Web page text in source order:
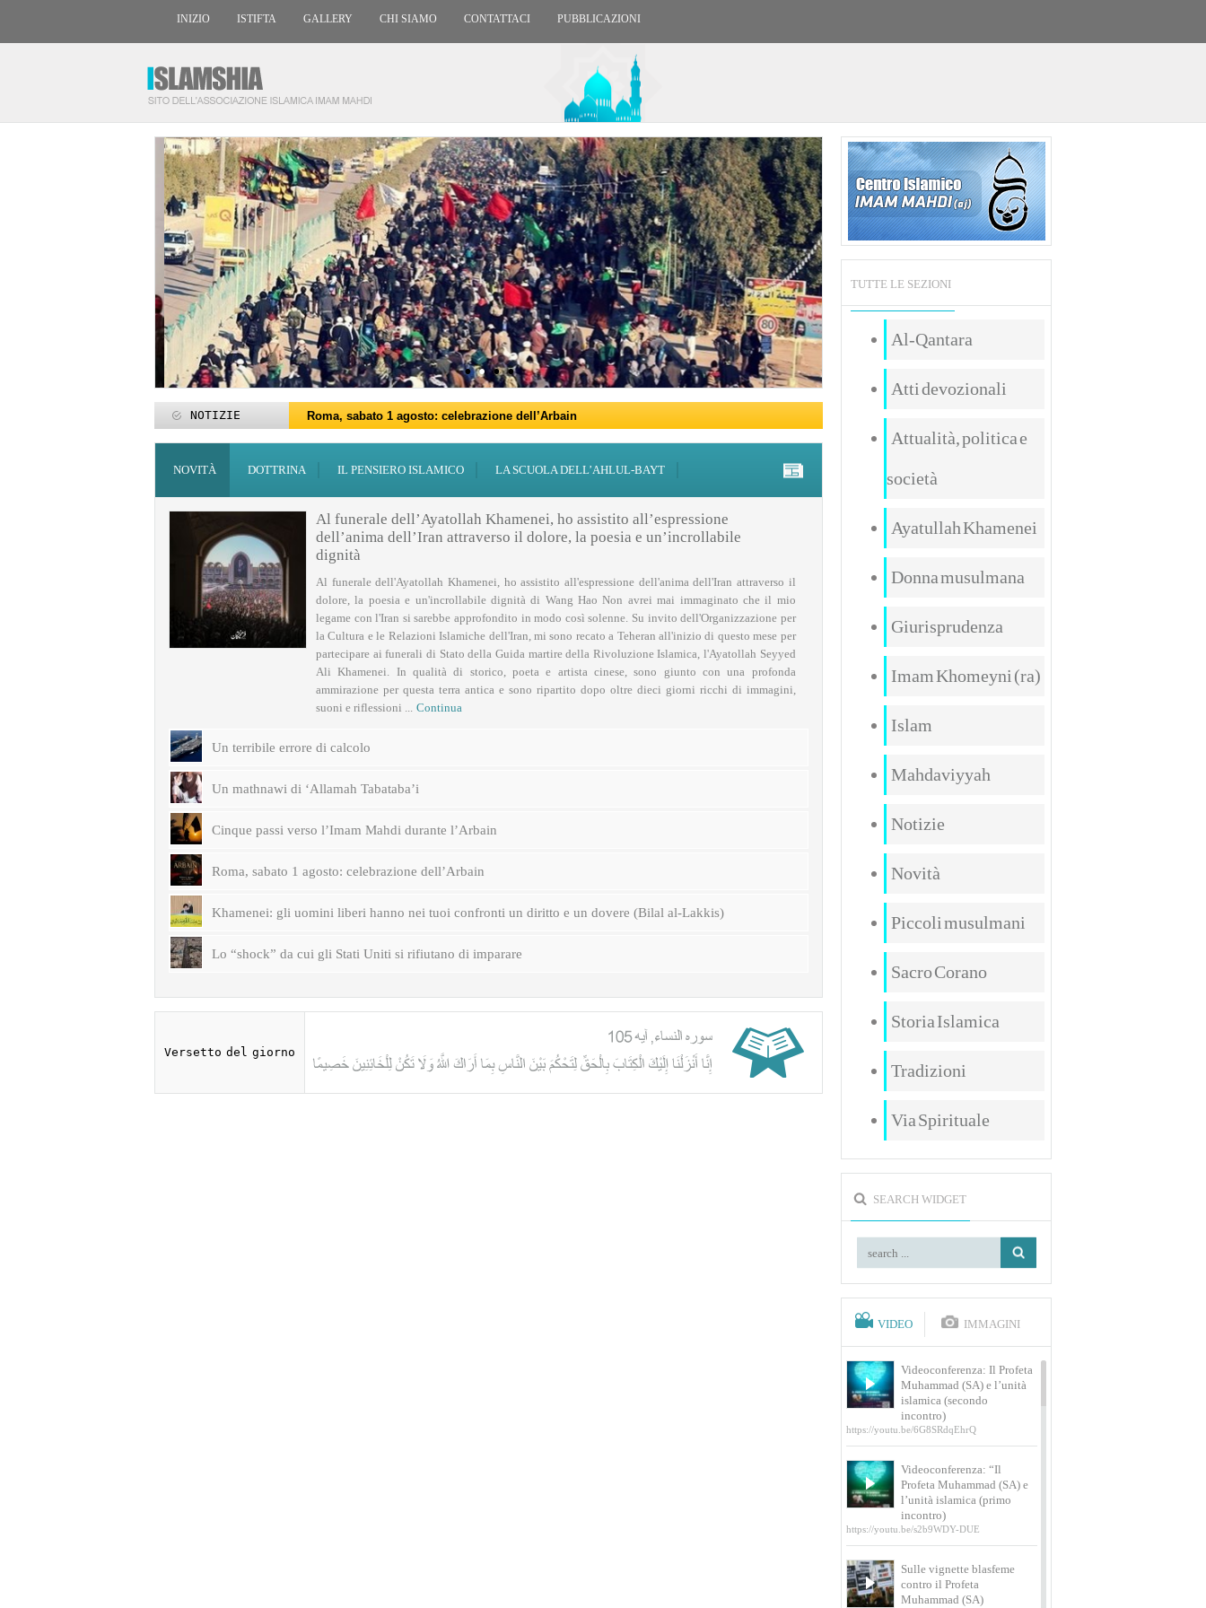
INIZIO ISTIFTA GALLERY CHI SIAMO CONTATTACI PUBBLICAZIONI
NOTIZIE
Roma, sabato 1 agosto: celebrazione dell’Arbain
Roma, 15-25 giugno: programmi per il mese di Muharram
Roma, sabato 6 giugno: Eid al-Ghadir
27 maggio: Eid al-Adha (Festa del Sacrificio)
‘Id al-Fitr sarà sabato 21 marzo
ZAKATUL-FITR 1447 – 2026
Programmi per la notte di Qadr a Roma
I programmi del Centro Islamico Imam Mahdi di Roma per il Ramadan
Domani giovedì 19 febbraio primo giorno di Ramadan
Roma, sabato 14 febbraio: docufilm “Rivoluzione”
NOVITÀ
DOTTRINA IL PENSIERO ISLAMICO LA SCUOLA DELL’AHLUL-BAYT
Al funerale dell’Ayatollah Khamenei, ho assistito all’espressione
dell’anima dell’Iran attraverso il dolore, la poesia e un’incrollabile
dignità
Al funerale dell'Ayatollah Khamenei, ho assistito all'espressione dell'anima dell'Iran attraverso il
dolore, la poesia e un'incrollabile dignità di Wang Hao Non avrei mai immaginato che il mio
legame con l'Iran si sarebbe approfondito in modo così solenne. Su invito dell'Organizzazione per
la Cultura e le Relazioni Islamiche dell'Iran, mi sono recato a Teheran all'inizio di questo mese per
partecipare ai funerali di Stato della Guida martire della Rivoluzione Islamica, l'Ayatollah Seyyed
Ali Khamenei. In qualità di storico, poeta e artista cinese, sono giunto con una profonda
ammirazione per questa terra antica e sono ripartito dopo oltre dieci giorni ricchi di immagini,
suoni e riflessioni ...
Continua
Un terribile errore di calcolo
Un mathnawi di ‘Allamah Tabataba’i
Cinque passi verso l’Imam Mahdi durante l’Arbain
Roma, sabato 1 agosto: celebrazione dell’Arbain
Khamenei: gli uomini liberi hanno nei tuoi confronti un diritto e un dovere (Bilal al-Lakkis)
Lo “shock” da cui gli Stati Uniti si rifiutano di imparare
Versetto del giorno
TUTTE LE SEZIONI
Al-Qantara
Atti devozionali
Attualità, politica e
società
Ayatullah Khamenei
Donna musulmana
Giurisprudenza
Imam Khomeyni (ra)
Islam
Mahdaviyyah
Notizie
Novità
Piccoli musulmani
Sacro Corano
Storia Islamica
Tradizioni
Via Spirituale
SEARCH WIDGET
VIDEO IMMAGINI
Videoconferenza: Il Profeta
Muhammad (SA) e l’unità
islamica (secondo
incontro)
https://youtu.be/6G8SRdqEhrQ
Videoconferenza: “Il
Profeta Muhammad (SA) e
l’unità islamica (primo
incontro)
https://youtu.be/s2b9WDY-DUE
Sulle vignette blasfeme
contro il Profeta
Muhammad (SA)